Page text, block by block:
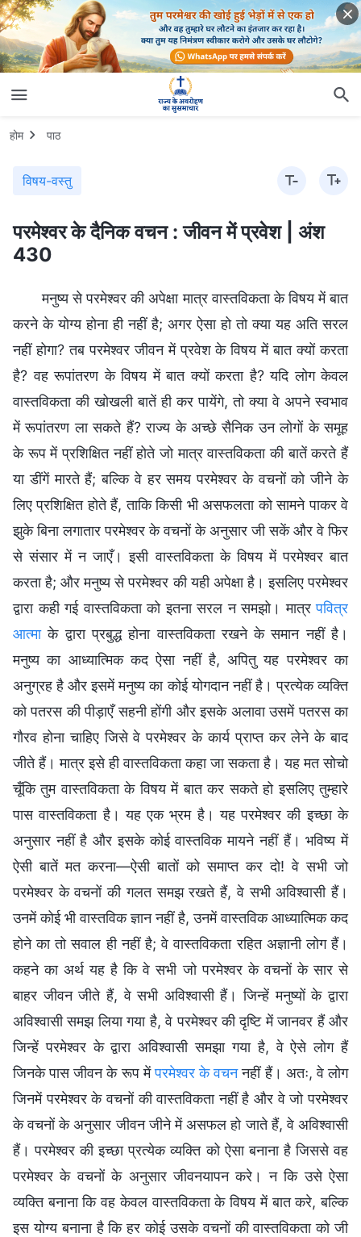
होम पाठ
विषय-वस्तु
परमेश्वर के दैनिक वचन : जीवन में प्रवेश | अंश
430
मनुष्य से परमेश्वर की अपेक्षा मात्र वास्तविकता के विषय में बात
करने के योग्य होना ही नहीं है; अगर ऐसा हो तो क्या यह अति सरल
नहीं होगा? तब परमेश्वर जीवन में प्रवेश के विषय में बात क्यों करता
है? वह रूपांतरण के विषय में बात क्यों करता है? यदि लोग केवल
वास्तविकता की खोखली बातें ही कर पायेंगे, तो क्या वे अपने स्वभाव
में रूपांतरण ला सकते हैं? राज्य के अच्छे सैनिक उन लोगों के समूह
के रूप में प्रशिक्षित नहीं होते जो मात्र वास्तविकता की बातें करते हैं
या डींगें मारते हैं; बल्कि वे हर समय परमेश्वर के वचनों को जीने के
लिए प्रशिक्षित होते हैं, ताकि किसी भी असफलता को सामने पाकर वे
झुके बिना लगातार परमेश्वर के वचनों के अनुसार जी सकें और वे फिर
से संसार में न जाएँ। इसी वास्तविकता के विषय में परमेश्वर बात
करता है; और मनुष्य से परमेश्वर की यही अपेक्षा है। इसलिए परमेश्वर
द्वारा कही गई वास्तविकता को इतना सरल न समझो। मात्रपवित्र
आत्माके द्वारा प्रबुद्ध होना वास्तविकता रखने के समान नहीं है।
मनुष्य का आध्यात्मिक कद ऐसा नहीं है, अपितु यह परमेश्वर का
अनुग्रह है और इसमें मनुष्य का कोई योगदान नहीं है। प्रत्येक व्यक्ति
को पतरस की पीड़ाएँ सहनी होंगी और इसके अलावा उसमें पतरस का
गौरव होना चाहिए जिसे वे परमेश्वर के कार्य प्राप्त कर लेने के बाद
जीते हैं। मात्र इसे ही वास्तविकता कहा जा सकता है। यह मत सोचो
चूँकि तुम वास्तविकता के विषय में बात कर सकते हो इसलिए तुम्हारे
पास वास्तविकता है। यह एक भ्रम है। यह परमेश्वर की इच्छा के
अनुसार नहीं है और इसके कोई वास्तविक मायने नहीं हैं। भविष्य में
ऐसी बातें मत करना—ऐसी बातों को समाप्त कर दो! वे सभी जो
परमेश्वर के वचनों की गलत समझ रखते हैं, वे सभी अविश्वासी हैं।
उनमें कोई भी वास्तविक ज्ञान नहीं है, उनमें वास्तविक आध्यात्मिक कद
होने का तो सवाल ही नहीं है; वे वास्तविकता रहित अज्ञानी लोग हैं।
कहने का अर्थ यह है कि वे सभी जो परमेश्वर के वचनों के सार से
बाहर जीवन जीते हैं, वे सभी अविश्वासी हैं। जिन्हें मनुष्यों के द्वारा
अविश्वासी समझ लिया गया है, वे परमेश्वर की दृष्टि में जानवर हैं और
जिन्हें परमेश्वर के द्वारा अविश्वासी समझा गया है, वे ऐसे लोग हैं
जिनके पास जीवन के रूप मेंपरमेश्वर के वचननहीं हैं। अतः, वे लोग
जिनमें परमेश्वर के वचनों की वास्तविकता नहीं है और वे जो परमेश्वर
के वचनों के अनुसार जीवन जीने में असफल हो जाते हैं, वे अविश्वासी
हैं। परमेश्वर की इच्छा प्रत्येक व्यक्ति को ऐसा बनाना है जिससे वह
परमेश्वर के वचनों के अनुसार जीवनयापन करे। न कि उसे ऐसा
व्यक्ति बनाना कि वह केवल वास्तविकता के विषय में बात करे, बल्कि
इस योग्य बनाना है कि हर कोई उसके वचनों की वास्तविकता को जी